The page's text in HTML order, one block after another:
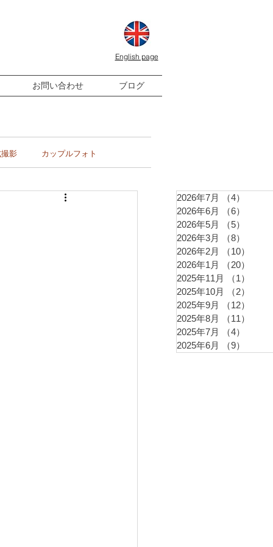
English page
お問い合わせ ブログ
影 カップルフォト
2026年7月 （4）
2026年6月
（6）
2026年5月
（5）
2026年3月
（8）
2026年2月
（10）
2026年1月
（20）
2025年11月
（1）
2025年10月
（2）
2025年9月
（12）
2025年8月
（11）
2025年7月
（4）
2025年6月
（9）